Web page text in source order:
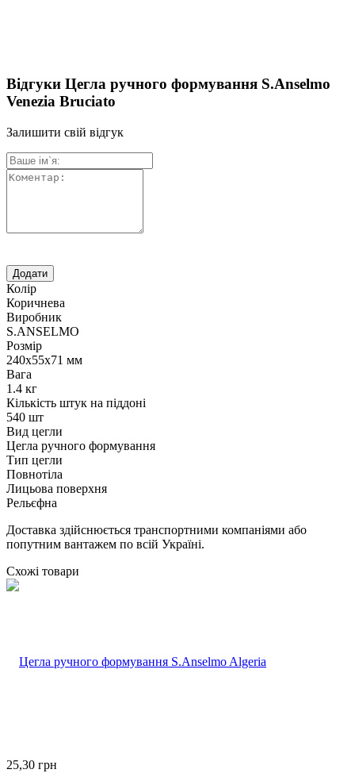
Відгуки Цегла ручного формування S.Anselmo
Venezia Bruciato
Залишити свій відгук
Колір
Коричнева
Виробник
S.ANSELMO
Розмір
240х55х71 мм
Вага
1.4 кг
Кількість штук на піддоні
540 шт
Вид цегли
Цегла ручного формування
Тип цегли
Повнотіла
Лицьова поверхня
Рельєфна
Доставка здійснюється транспортними компаніями або
попутним вантажем по всій Україні.
Схожі товари
25,30 грн